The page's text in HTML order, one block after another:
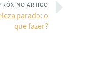
ARTIGO
parado: o
que fazer?